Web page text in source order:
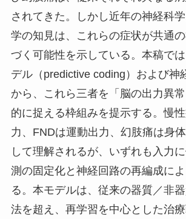
されてきた。しかし近年の神経科
学の知見は、これらの症状が共通
づく可能性を示している。本稿で
デル（predictive coding）および神
から、これら三者を「脳の出力異
的に捉える枠組みを提示する。慢
力、FNDは運動出力、幻肢痛は身
して理解されるが、いずれも入力
測の固定化と神経回路の再編成に
る。本モデルは、従来の器質／非
法を超え、再学習を中心とした治